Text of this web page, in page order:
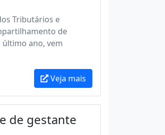
Tributários e
de
ano, vem
Veja mais
de gestante